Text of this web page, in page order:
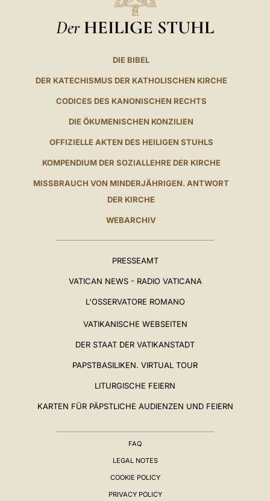
Der HEILIGE STUHL
DIE BIBEL
DER KATECHISMUS DER KATHOLISCHEN KIRCHE
CODICES DES KANONISCHEN RECHTS
DIE ÖKUMENISCHEN KONZILIEN
OFFIZIELLE AKTEN DES HEILIGEN STUHLS
KOMPENDIUM DER SOZIALLEHRE DER KIRCHE
MISSBRAUCH VON MINDERJÄHRIGEN. ANTWORT
DER KIRCHE
WEBARCHIV
PRESSEAMT
VATICAN NEWS - RADIO VATICANA
L'OSSERVATORE ROMANO
VATIKANISCHE WEBSEITEN
DER STAAT DER VATIKANSTADT
PAPSTBASILIKEN. VIRTUAL TOUR
LITURGISCHE FEIERN
KARTEN FÜR PÄPSTLICHE AUDIENZEN UND FEIERN
FAQ
LEGAL NOTES
COOKIE POLICY
PRIVACY POLICY